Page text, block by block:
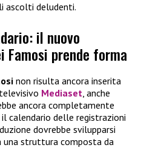
ascolti deludenti.
il nuovo
Famosi prende forma
non risulta ancora inserita
Mediaset, anche
ancora completamente
calendario delle registrazioni
dovrebbe svilupparsi
una struttura composta da